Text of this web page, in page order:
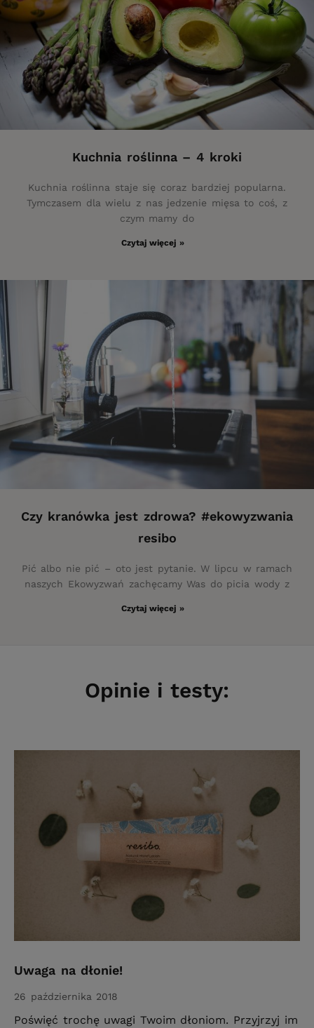
Kuchnia roślinna – 4 kroki
Kuchnia roślinna staje się coraz bardziej popularna.
Tymczasem dla wielu z nas jedzenie mięsa to coś, z
czym mamy do
Czytaj więcej »
Czy kranówka jest zdrowa? #ekowyzwania
resibo
Pić albo nie pić – oto jest pytanie. W lipcu w ramach
naszych Ekowyzwań zachęcamy Was do picia wody z
Czytaj więcej »
Opinie i testy:
Uwaga na dłonie!
26 października 2018
Poświęć trochę uwagi Twoim dłoniom. Przyjrzyj im